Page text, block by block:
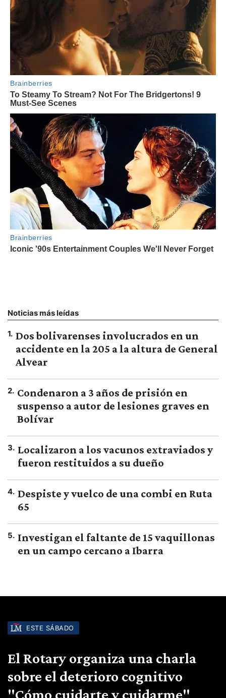
Noticias más leídas
1. Dos bolivarenses involucrados en un
accidente en la 205 a la altura de General
Alvear
2. Condenaron a 3 años de prisión en
suspenso a autor de lesiones graves en
Bolívar
3. Localizaron a los vacunos extraviados y
fueron restituidos a su dueño
4. Despiste y vuelco de una combi en Ruta
65
5. Investigan el faltante de 15 vaquillonas
en un campo cercano a Ibarra
ESTE SÁBADO
El Rotary organiza una charla
sobre el deterioro cognitivo
"Cómo cuidarte y cuidarme"